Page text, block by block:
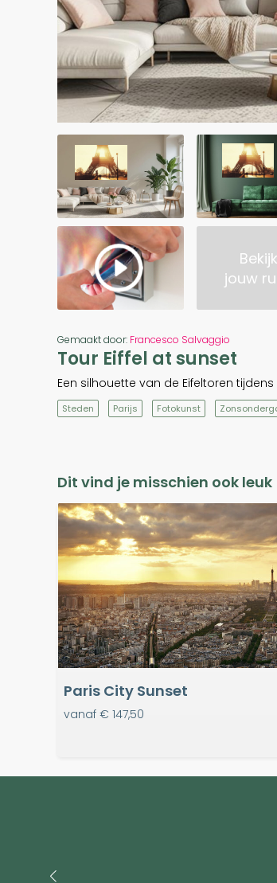
jouw
Gemaakt door: Francesco Salvaggio
Tour Eiffel at sunset
Een silhouette van de Eifeltoren
Steden Parijs Fotokunst
Dit vind je misschien ook leuk
Paris City Sunset
vanaf € 147,50